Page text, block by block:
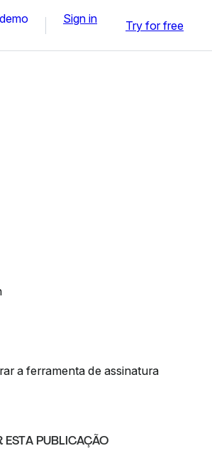
Sign in Try for free
a ferramenta de assinatura
PUBLICAÇÃO